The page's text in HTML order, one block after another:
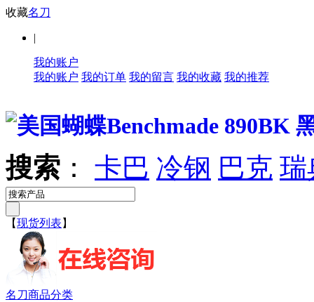
收藏名刀
|
我的账户
我的账户 我的订单 我的留言 我的收藏 我的推荐
搜索 ： 卡巴 冷钢 巴克 瑞
【现货列表 】
名刀商品分类